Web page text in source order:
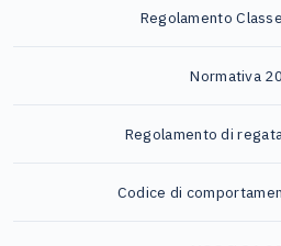
Regolamento
Normativa
Regolamento di
Codice di